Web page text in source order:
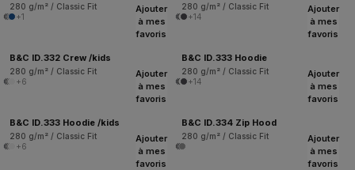
280 g/m² / Classic Fit
+1
280 g/m² / Classic Fit
+14
Ajouter
à mes
favoris
B&C ID.332 Crew /kids
280 g/m² / Classic Fit
+6
Ajouter
à mes
favoris
B&C ID.333 Hoodie
280 g/m² / Classic Fit
+14
Ajouter
à mes
favoris
B&C ID.333 Hoodie /kids
280 g/m² / Classic Fit
+6
Ajouter
à mes
favoris
B&C ID.334 Zip Hood
280 g/m² / Classic Fit
Ajouter
à mes
favoris
Ajouter
à mes
favoris